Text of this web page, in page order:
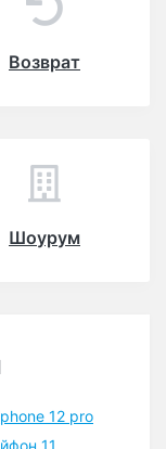
Возврат
Шоурум
12 pro
11